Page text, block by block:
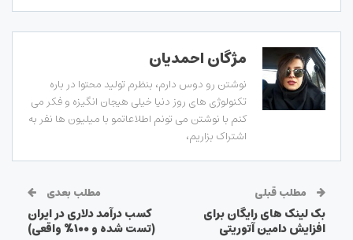
مژگان احمدیان
نوشتن رو دوس دارم، بنظرم تولید محتوا در باره
تکنولوژی های روز دنیا خیلی هیجان انگیزه و فکر می
کنم با نوشتن می تونم اطلاعاتمو با میلیون ها نفر به
اشتراک بزاریم،
مطلب قبلی
بک لینک های رایگان برای
افزایش دامین آتوریتی
مطلب بعدی
کسب درآمد دلاری در ایران
(تست شده و ۱۰۰% واقعی)